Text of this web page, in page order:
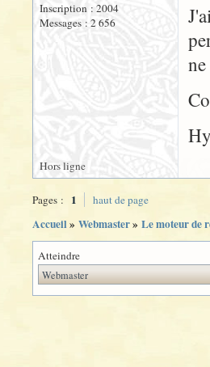
Inscription : 2004
Messages : 2 656
Hors ligne
Pages : 1 haut de page
Accueil» Webmaster» Le moteur de
Atteindre